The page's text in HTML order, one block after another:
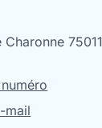
75011
mail